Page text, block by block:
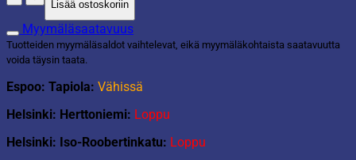
kierrätyslasia
määrä
Lisää ostoskoriin
Myymäläsaatavuus
Tuotteiden myymäläsaldot vaihtelevat, eikä myymäläkohtaista saatavuutta
voida täysin taata.
Espoo: Tapiola: Vähissä
Helsinki: Herttoniemi: Loppu
Helsinki: Iso-Roobertinkatu: Loppu